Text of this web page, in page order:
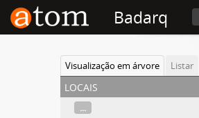
Badarq
Visualização em árvore Listar
locais
...